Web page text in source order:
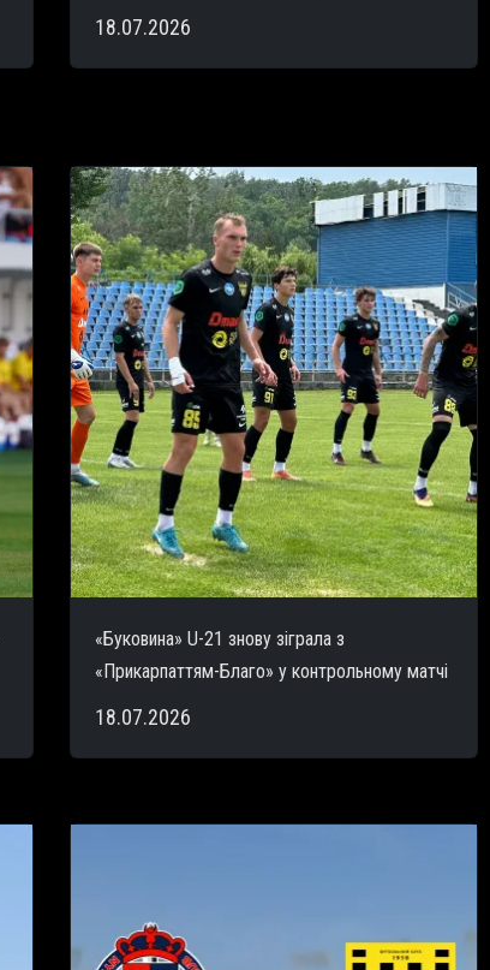
18.07.2026
«Буковина» U-21 знову зіграла з
«Прикарпаттям-Благо» у контрольному матчі
18.07.2026